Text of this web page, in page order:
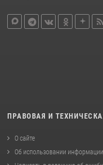
ПРАВОВАЯ И
О сайте
Об использовании